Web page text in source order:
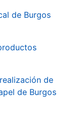
de Burgos
de
de Burgos